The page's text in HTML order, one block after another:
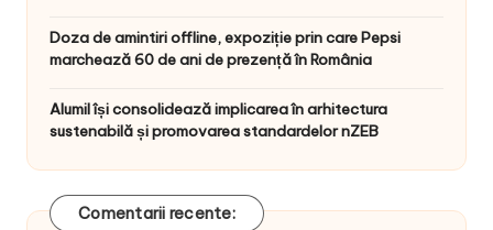
Doza de amintiri offline, expoziție prin care Pepsi
marchează 60 de ani de prezență în România
Alumil își consolidează implicarea în arhitectura
sustenabilă și promovarea standardelor nZEB
Comentarii recente: